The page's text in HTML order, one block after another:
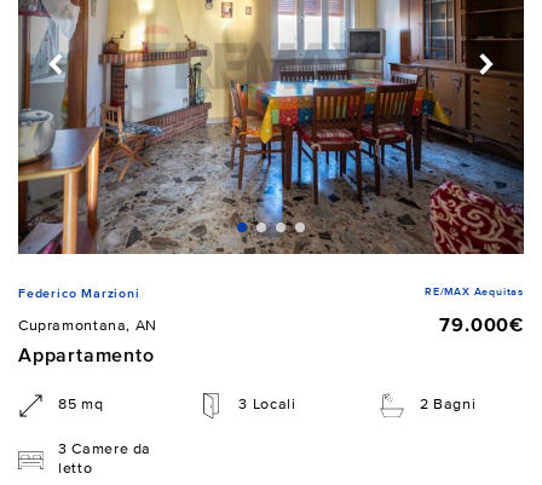
Federico Marzioni RE/MAX Aequitas
Cupramontana, AN
79.000€
Appartamento
85 mq 3 Locali 2 Bagni
3 Camere da
letto